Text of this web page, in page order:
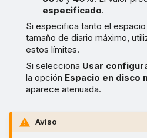
especificado.
Si especifica tanto el
tamaño de diario máximo,
estos límites.
Si selecciona Usar
la opción Espacio en disco
aparece atenuada.
Aviso